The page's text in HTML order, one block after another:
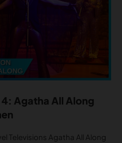
4: Agatha All Along
Televisions Agatha All Along